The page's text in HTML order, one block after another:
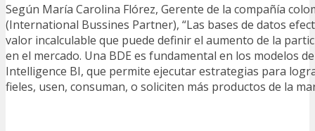
Según María Carolina Flórez, Gerente de la compañía
(International Bussines Partner), “Las bases de datos
valor incalculable que puede definir el aumento de la
en el mercado. Una BDE es fundamental en los modelos
Intelligence BI, que permite ejecutar estrategias para
fieles, usen, consuman, o soliciten más productos de la